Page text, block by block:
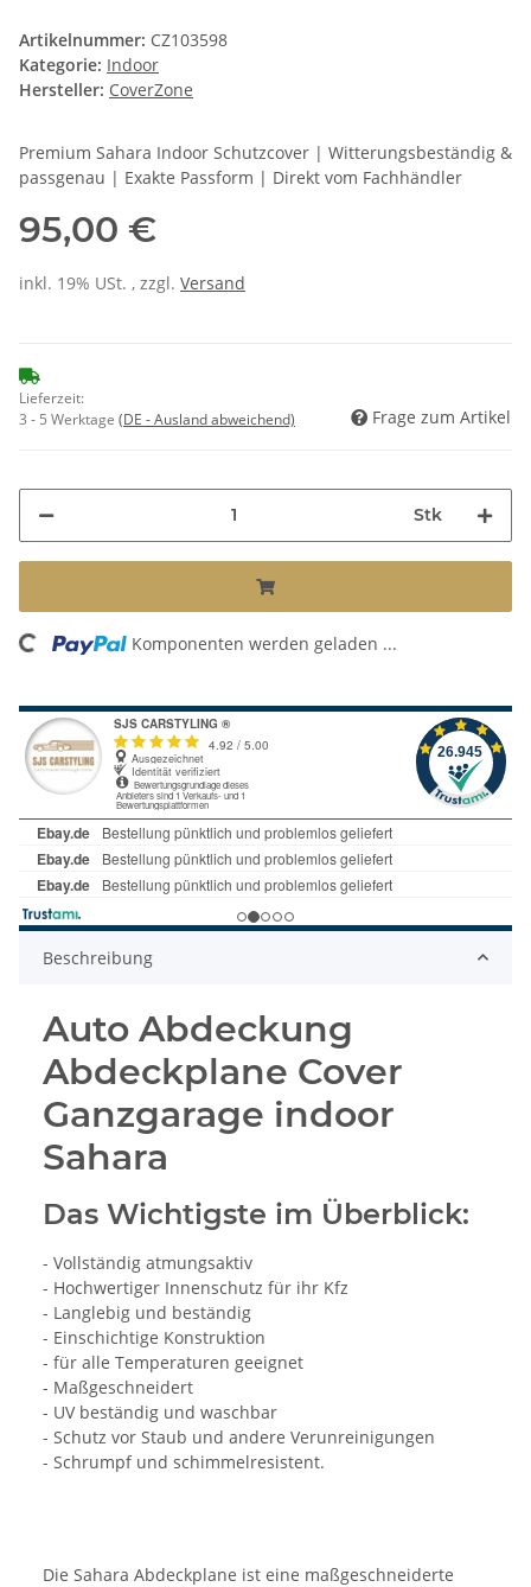
Artikelnummer: CZ103598
Kategorie: Indoor
Hersteller: CoverZone
Premium Sahara Indoor Schutzcover | Witterungsbeständig &
passgenau | Exakte Passform | Direkt vom Fachhändler
95,00 €
inkl. 19% USt. , zzgl. Versand
Lieferzeit:
3 - 5 Werktage (DE - Ausland abweichend) Frage zum Artikel
Stk
Komponenten werden geladen ...
Beschreibung
Auto Abdeckung
Abdeckplane Cover
Ganzgarage indoor
Sahara
Das Wichtigste im Überblick:
- Vollständig atmungsaktiv
- Hochwertiger Innenschutz für ihr Kfz
- Langlebig und beständig
- Einschichtige Konstruktion
- für alle Temperaturen geeignet
- Maßgeschneidert
- UV beständig und waschbar
- Schutz vor Staub und andere Verunreinigungen
- Schrumpf und schimmelresistent.
Die Sahara Abdeckplane ist eine maßgeschneiderte